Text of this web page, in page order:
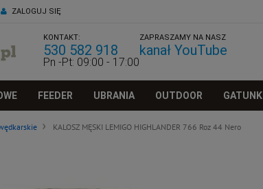
ZALOGUJ SIĘ
KONTAKT:
530 582 918
Pn -Pt: 09:00 - 17:00
ZAPRASZAMY NA NASZ
kanał YouTube
FEEDER UBRANIA OUTDOOR GATUNKI
KALOSZ MĘSKI LEMIGO HIGHLANDER 766 Roz 44 Nero